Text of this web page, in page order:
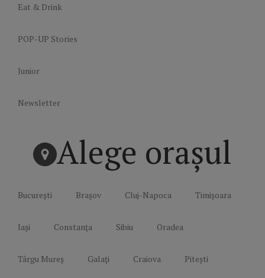
Eat & Drink
POP-UP Stories
Junior
Newsletter
Alege orașul
București Brașov Cluj-Napoca Timișoara
Iași Constanța Sibiu Oradea
Târgu Mureș Galați Craiova Pitești